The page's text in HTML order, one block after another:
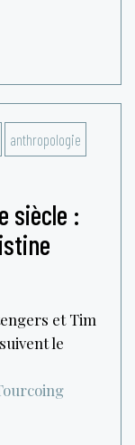
anthropologie
siècle :
et Tim
le